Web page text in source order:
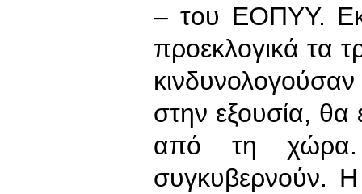
– του ΕΟΠΥΥ.
προεκλογικά τα
στην εξουσία, θα
από τη
συγκυβερνούν.